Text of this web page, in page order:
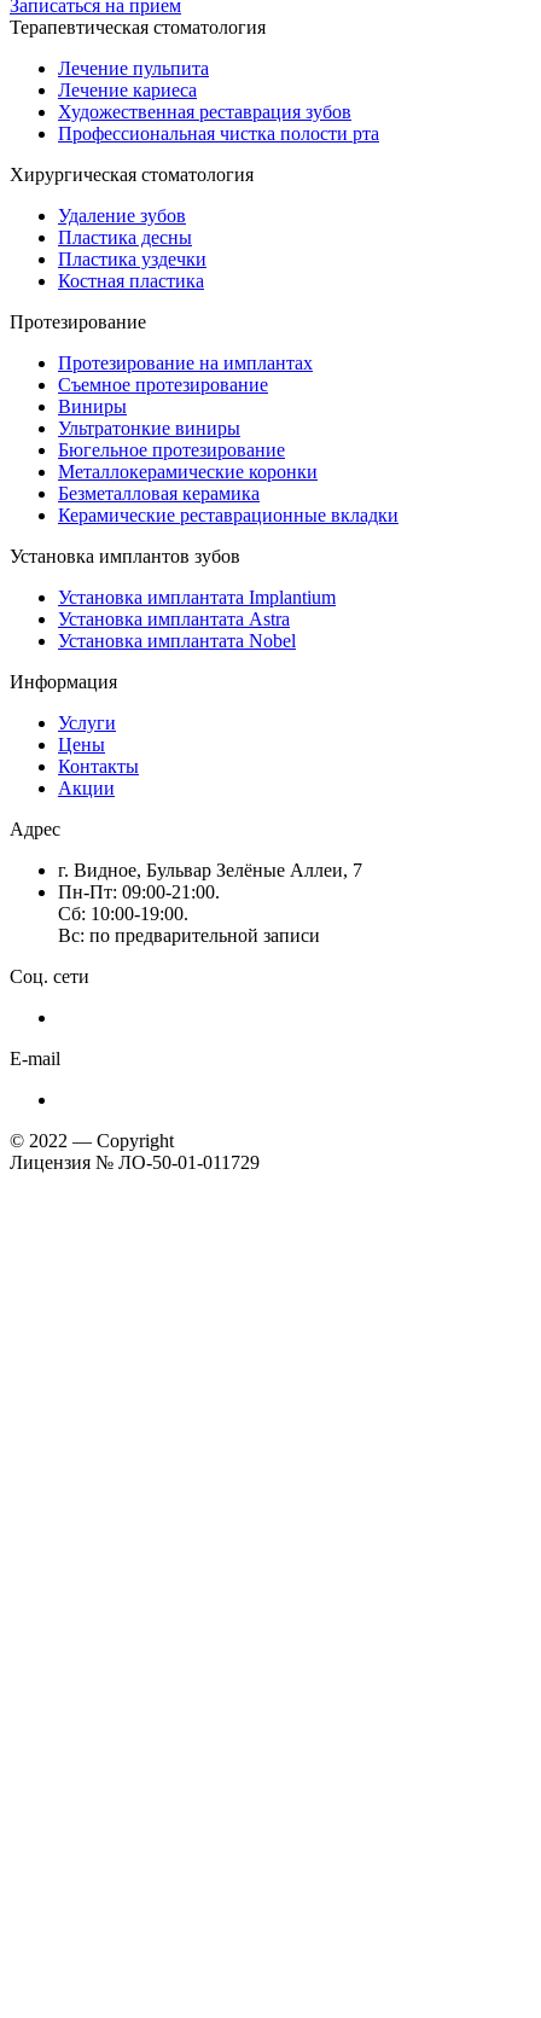
Записаться на прием
Терапевтическая стоматология
Лечение пульпита
Лечение кариеса
Художественная реставрация зубов
Профессиональная чистка полости рта
Хирургическая стоматология
Удаление зубов
Пластика десны
Пластика уздечки
Костная пластика
Протезирование
Протезирование на имплантах
Съемное протезирование
Виниры
Ультратонкие виниры
Бюгельное протезирование
Металлокерамические коронки
Безметалловая керамика
Керамические реставрационные вкладки
Установка имплантов зубов
Установка имплантата Implantium
Установка имплантата Astra
Установка имплантата Nobel
Информация
Услуги
Цены
Контакты
Акции
Адрес
г. Видное, Бульвар Зелёные Аллеи, 7
Пн-Пт: 09:00-21:00.
Сб: 10:00-19:00.
Вс: по предварительной записи
Соц. сети
E-mail
© 2022 — Copyright
Лицензия № ЛО-50-01-011729